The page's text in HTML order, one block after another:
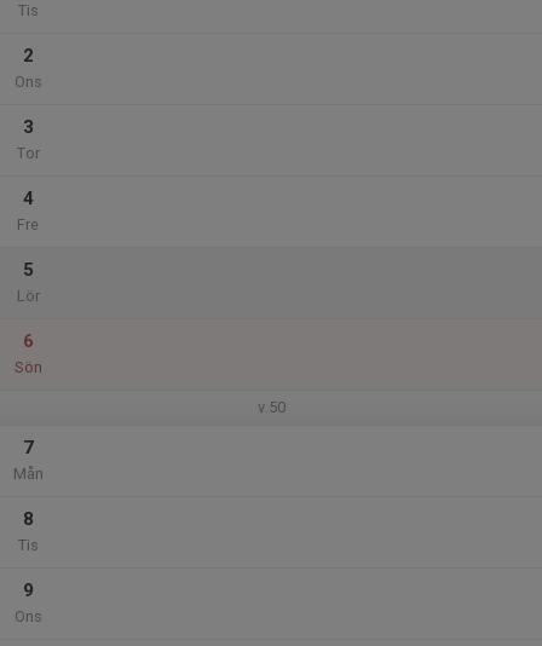
Tis
2
Ons
3
Tor
4
Fre
5
Lör
6
Sön
v.50
7
Mån
8
Tis
9
Ons